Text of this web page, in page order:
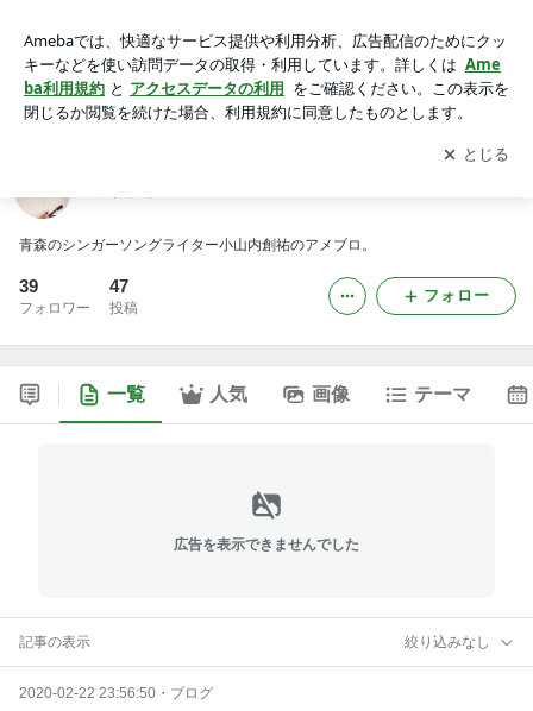
アプリをダウンロードして ブログの更新通知
を受け取りまし
ょう。
開く
青森のシンガーソングライター小山内創祐のアメブロ。
39
フォロワー
47
投稿
フォロー
一覧 人気 画像 テーマ
広告を表示できませんでした
記事の表示 絞り込みなし
2020-02-22 23:56:50 ・ ブログ